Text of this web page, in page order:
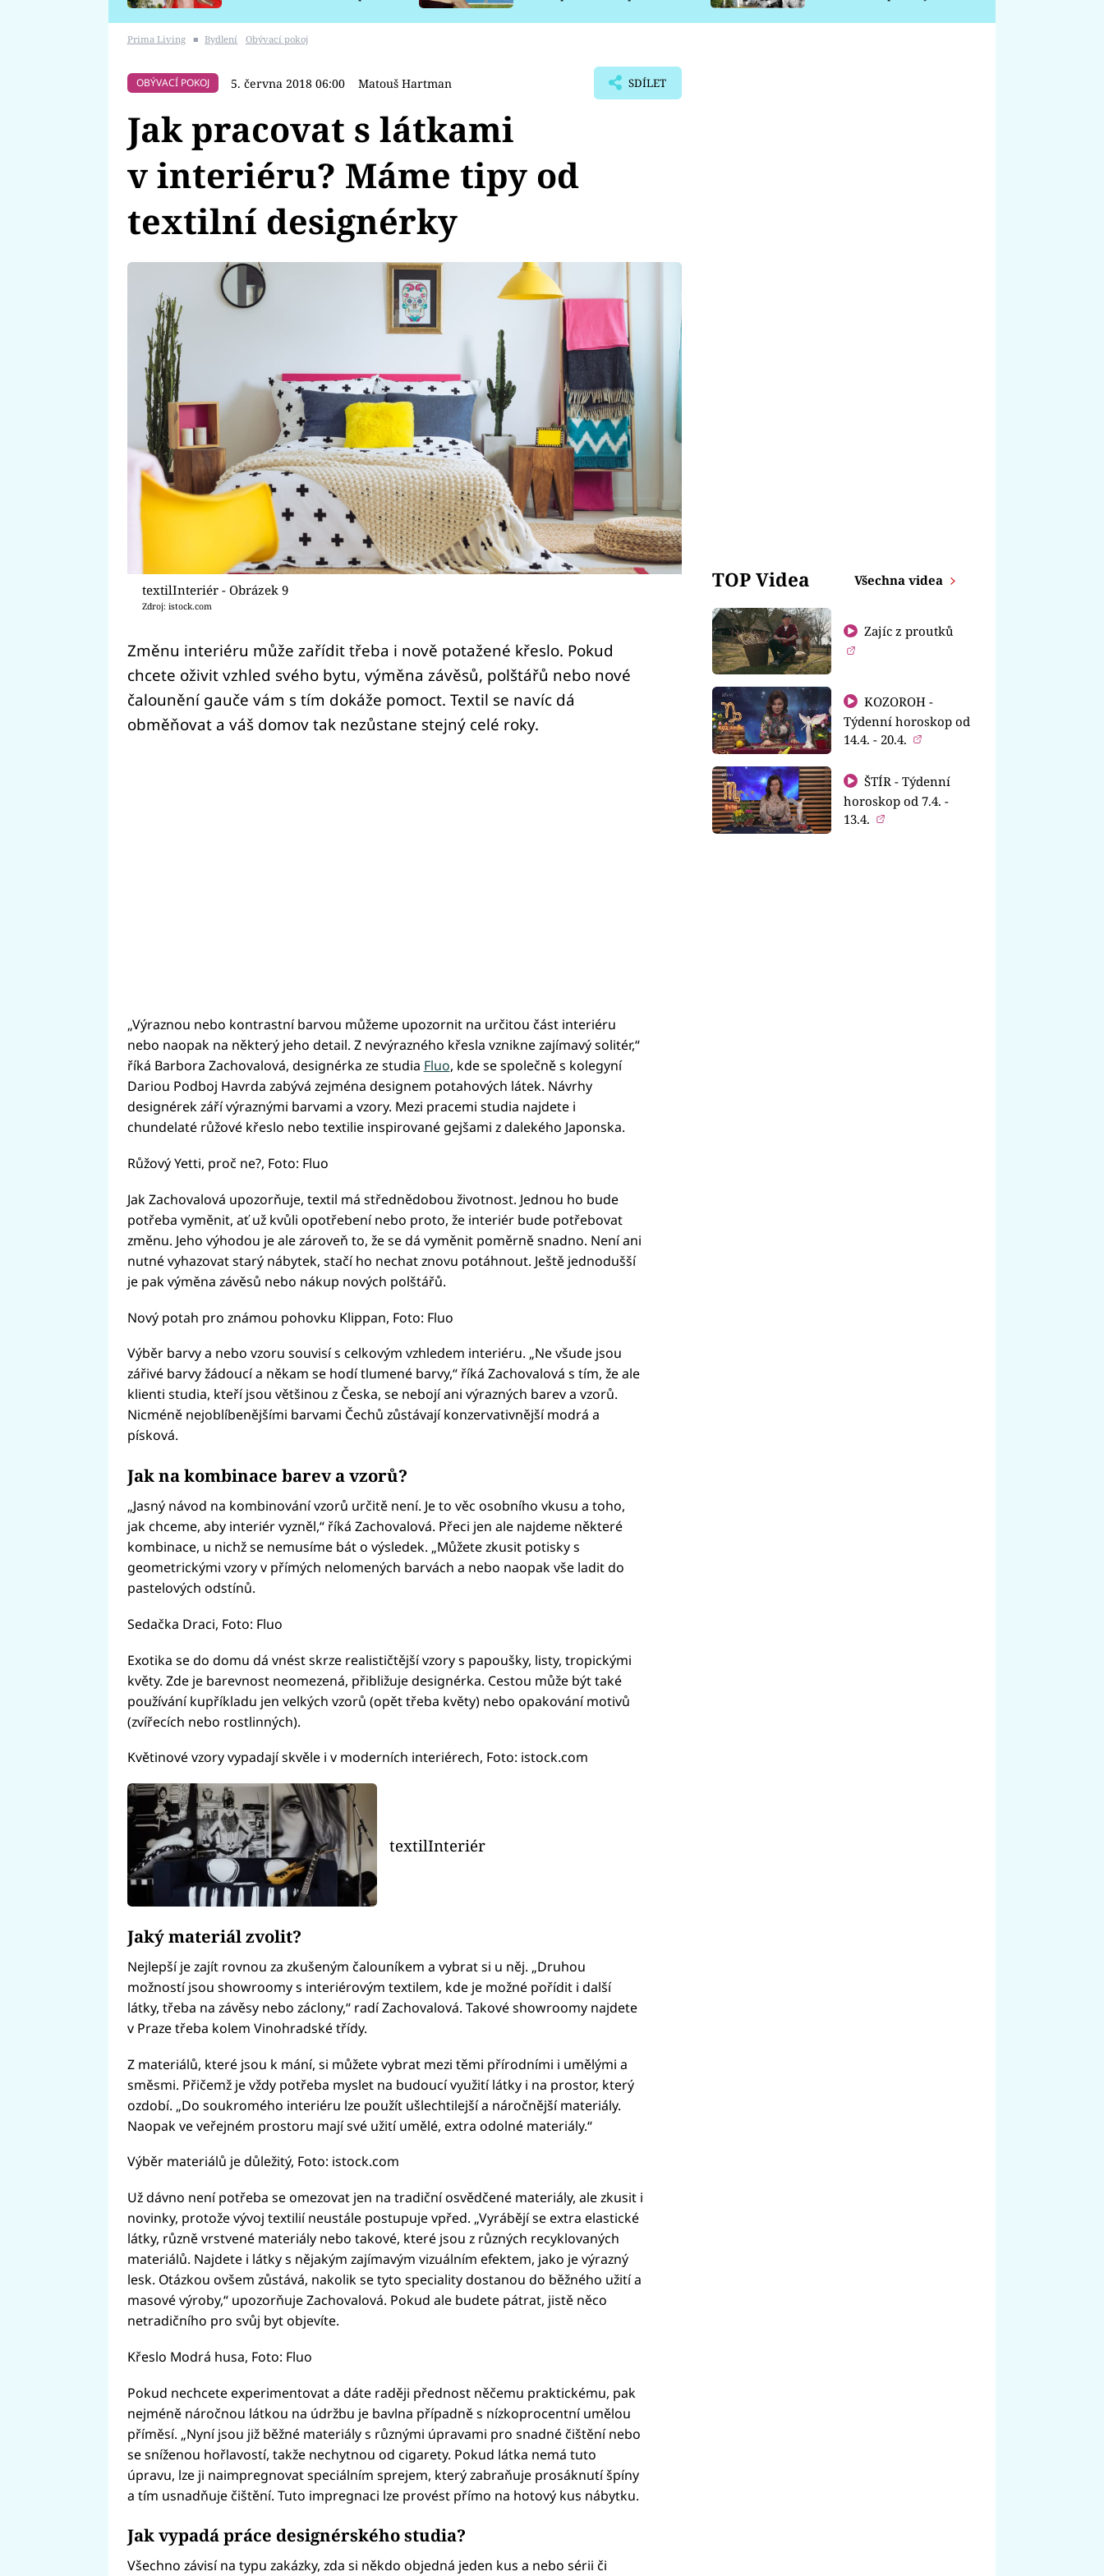
Prima Living ■ Bydlení Obývací pokoj
OBÝVACÍ POKOJ 5. června 2018 06:00 Matouš Hartman SDÍLET
Jak pracovat s látkami
v interiéru? Máme tipy od
textilní designérky
textilInteriér - Obrázek 9
Zdroj: istock.com
Změnu interiéru může zařídit třeba i nově potažené křeslo. Pokud
chcete oživit vzhled svého bytu, výměna závěsů, polštářů nebo nové
čalounění gauče vám s tím dokáže pomoct. Textil se navíc dá
obměňovat a váš domov tak nezůstane stejný celé roky.
„Výraznou nebo kontrastní barvou můžeme upozornit na určitou část interiéru
nebo naopak na některý jeho detail. Z nevýrazného křesla vznikne zajímavý solitér,“
říká Barbora Zachovalová, designérka ze studia Fluo, kde se společně s kolegyní
Dariou Podboj Havrda zabývá zejména designem potahových látek. Návrhy
designérek září výraznými barvami a vzory. Mezi pracemi studia najdete i
chundelaté růžové křeslo nebo textilie inspirované gejšami z dalekého Japonska.
Růžový Yetti, proč ne?, Foto: Fluo
Jak Zachovalová upozorňuje, textil má střednědobou životnost. Jednou ho bude
potřeba vyměnit, ať už kvůli opotřebení nebo proto, že interiér bude potřebovat
změnu. Jeho výhodou je ale zároveň to, že se dá vyměnit poměrně snadno. Není ani
nutné vyhazovat starý nábytek, stačí ho nechat znovu potáhnout. Ještě jednodušší
je pak výměna závěsů nebo nákup nových polštářů.
Nový potah pro známou pohovku Klippan, Foto: Fluo
Výběr barvy a nebo vzoru souvisí s celkovým vzhledem interiéru. „Ne všude jsou
zářivé barvy žádoucí a někam se hodí tlumené barvy,“ říká Zachovalová s tím, že ale
klienti studia, kteří jsou většinou z Česka, se nebojí ani výrazných barev a vzorů.
Nicméně nejoblíbenějšími barvami Čechů zůstávají konzervativnější modrá a
písková.
Jak na kombinace barev a vzorů?
„Jasný návod na kombinování vzorů určitě není. Je to věc osobního vkusu a toho,
jak chceme, aby interiér vyzněl,“ říká Zachovalová. Přeci jen ale najdeme některé
kombinace, u nichž se nemusíme bát o výsledek. „Můžete zkusit potisky s
geometrickými vzory v přímých nelomených barvách a nebo naopak vše ladit do
pastelových odstínů.
Sedačka Draci, Foto: Fluo
Exotika se do domu dá vnést skrze realističtější vzory s papoušky, listy, tropickými
květy. Zde je barevnost neomezená, přibližuje designérka. Cestou může být také
používání kupříkladu jen velkých vzorů (opět třeba květy) nebo opakování motivů
(zvířecích nebo rostlinných).
Květinové vzory vypadají skvěle i v moderních interiérech, Foto: istock.com
textilInteriér
Jaký materiál zvolit?
Nejlepší je zajít rovnou za zkušeným čalouníkem a vybrat si u něj. „Druhou
možností jsou showroomy s interiérovým textilem, kde je možné pořídit i další
látky, třeba na závěsy nebo záclony,“ radí Zachovalová. Takové showroomy najdete
v Praze třeba kolem Vinohradské třídy.
Z materiálů, které jsou k mání, si můžete vybrat mezi těmi přírodními i umělými a
směsmi. Přičemž je vždy potřeba myslet na budoucí využití látky i na prostor, který
ozdobí. „Do soukromého interiéru lze použít ušlechtilejší a náročnější materiály.
Naopak ve veřejném prostoru mají své užití umělé, extra odolné materiály.“
Výběr materiálů je důležitý, Foto: istock.com
Už dávno není potřeba se omezovat jen na tradiční osvědčené materiály, ale zkusit i
novinky, protože vývoj textilií neustále postupuje vpřed. „Vyrábějí se extra elastické
látky, různě vrstvené materiály nebo takové, které jsou z různých recyklovaných
materiálů. Najdete i látky s nějakým zajímavým vizuálním efektem, jako je výrazný
lesk. Otázkou ovšem zůstává, nakolik se tyto speciality dostanou do běžného užití a
masové výroby,“ upozorňuje Zachovalová. Pokud ale budete pátrat, jistě něco
netradičního pro svůj byt objevíte.
Křeslo Modrá husa, Foto: Fluo
Pokud nechcete experimentovat a dáte raději přednost něčemu praktickému, pak
nejméně náročnou látkou na údržbu je bavlna případně s nízkoprocentní umělou
příměsí. „Nyní jsou již běžné materiály s různými úpravami pro snadné čištění nebo
se sníženou hořlavostí, takže nechytnou od cigarety. Pokud látka nemá tuto
úpravu, lze ji naimpregnovat speciálním sprejem, který zabraňuje prosáknutí špíny
a tím usnadňuje čištění. Tuto impregnaci lze provést přímo na hotový kus nábytku.
Jak vypadá práce designérského studia?
Všechno závisí na typu zakázky, zda si někdo objedná jeden kus a nebo sérii či
TOP Videa Všechna videa
Zajíc z proutků
KOZOROH -
Týdenní horoskop od
14.4. - 20.4.
ŠTÍR - Týdenní
horoskop od 7.4. -
13.4.